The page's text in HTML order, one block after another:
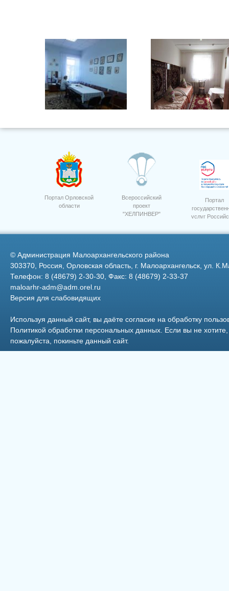
Ресторан г.Малоархангельск
Портал Орловской
области
Всероссийский
проект
"ХЕЛПИНВЕР"
Портал
услуг
© Администрация Малоархангельского района
303370, Россия, Орловская область, г. Малоархангельск, ул.
Телефон: 8 (48679) 2-30-30, Факс: 8 (48679) 2-33-37
maloarhr-adm@adm.orel.ru
Версия для слабовидящих
Используя данный сайт, вы даёте согласие на обработку
Политикой обработки персональных данных . Если вы не
пожалуйста, покиньте данный сайт.